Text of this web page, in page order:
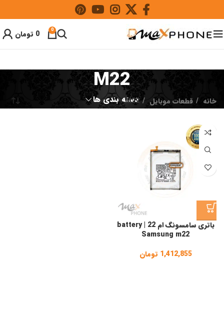
0
0 تومان
M22
دسته بندی ها خانه قطعات موبایل M22
باتری سامسونگ ام 22 | battery
Samsung m22
1,412,855 تومان